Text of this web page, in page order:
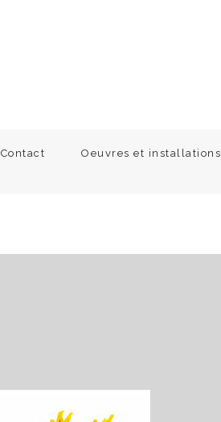
Contact Oeuvres et installations